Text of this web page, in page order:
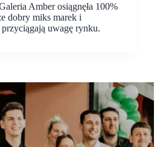
Amber osiągnęła 100%
dobry miks marek i
uwagę rynku.